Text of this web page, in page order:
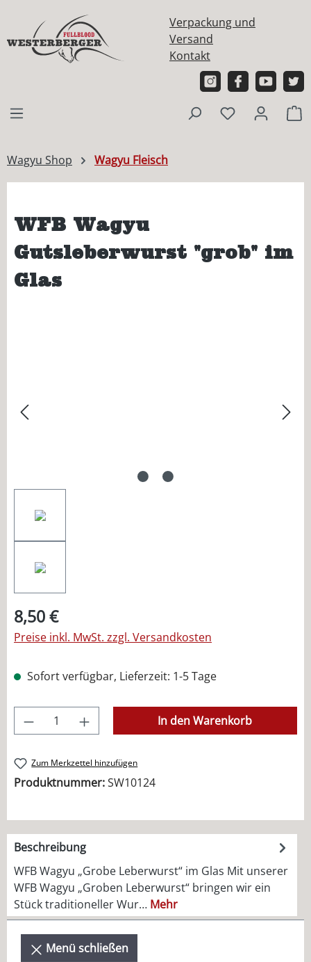
Verpackung und
Versand
Kontakt
Wagyu Shop Wagyu Fleisch
WFB Wagyu
Gutsleberwurst "grob" im
Glas
8,50 €
Preise inkl. MwSt. zzgl. Versandkosten
Sofort verfügbar, Lieferzeit: 1-5 Tage
Produkt Anzahl: Gib den gewünschten
In den Warenkorb
Zum Merkzettel hinzufügen
Produktnummer:SW10124
Beschreibung
WFB Wagyu „Grobe Leberwurst“ im Glas Mit unserer
WFB Wagyu „Groben Leberwurst“ bringen wir ein
Stück traditioneller Wur… Mehr
Menü schließen